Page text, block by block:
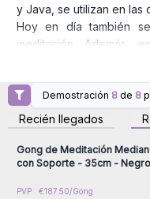
y Java, se utilizan en las
Hoy en día también
meditación. Además,
Todos los gongs están
producción artesanal,
se ensamblan sin
natural puede
Nota importante: Es
adicionales según la
¿Por qué elegir
Demostración 8 de 8
Recién llegados
Inicie sesión o regístrese
para obtener precios al
por mayor
Gong de Meditación
con Soporte - 35cm - Negro
PVP : €187.50/Gong
Inicie sesión o regístrese